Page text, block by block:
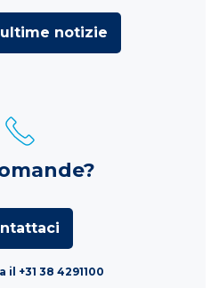
notizie
+31 38 4291100